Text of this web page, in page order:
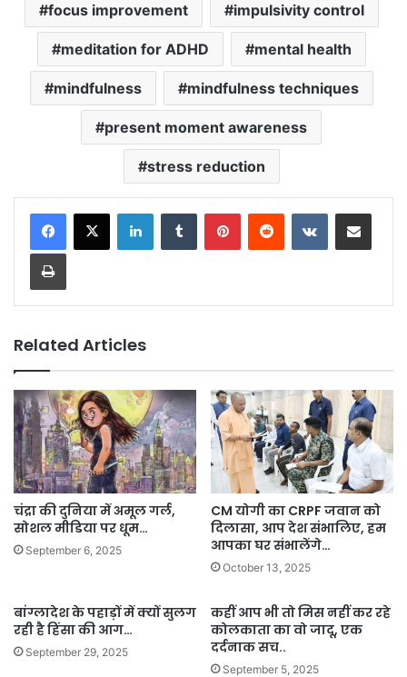
focus improvement impulsivity control
meditation for ADHD mental health
mindfulness mindfulness techniques
present moment awareness
stress reduction
LinkedInTumblr PinterestReddit VKontakteShare via Email
Print
Related Articles
चंद्रा की दुनिया में अमूल गर्ल,
सोशल मीडिया पर धूम…
September 6, 2025
CM योगी का CRPF जवान को
दिलासा, आप देश संभालिए, हम
आपका घर संभालेंगे…
October 13, 2025
बांग्लादेश के पहाड़ों में क्यों सुलग
रही है हिंसा की आग…
September 29, 2025
कहीं आप भी तो मिस नहीं कर रहे
कोलकाता का वो जादू, एक
दर्दनाक सच..
September 5, 2025